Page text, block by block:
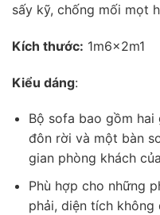
sấy kỹ, chống mối mọt
Kích thước: 1m6x2m1
Kiểu dáng:
Bộ sofa bao gồm hai
đôn rời và một bàn
gian phòng khách
Phù hợp cho những
phải, diện tích không